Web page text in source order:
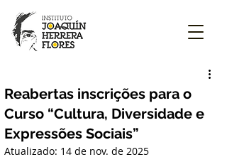
Reabertas inscrições para o
Curso “Cultura, Diversidade e
Expressões Sociais”
Atualizado: 14 de nov. de 2025